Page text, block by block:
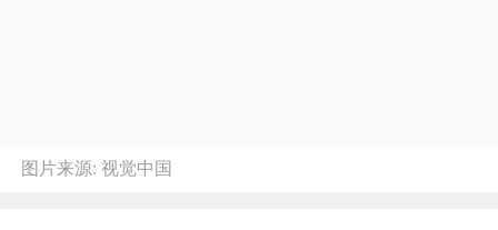
图片来源:视觉中国